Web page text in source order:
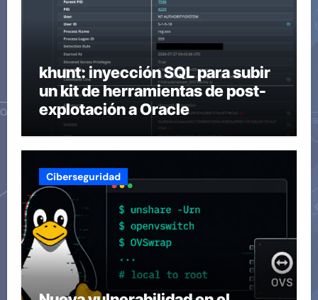
khunt: inyección SQL para subir
un kit de herramientas de post-
explotación a Oracle
Ciberseguridad